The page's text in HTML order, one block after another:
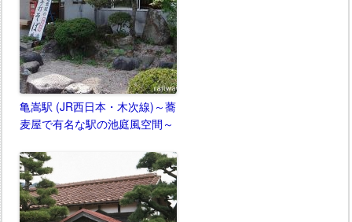
亀嵩駅 (JR西日本・木次線)～蕎
麦屋で有名な駅の池庭風空間～